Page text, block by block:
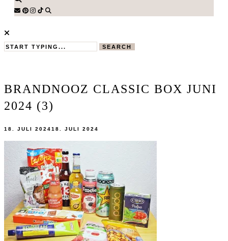
SEARCH
BRANDNOOZ CLASSIC BOX JUNI
2024 (3)
18. JULI 202418. JULI 2024